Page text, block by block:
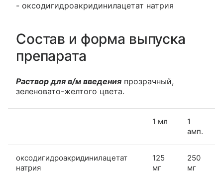
- оксодигидроакридинилацетат натрия
Состав и форма выпуска
препарата
Раствор для в/м введения прозрачный,
зеленовато-желтого цвета.
1 мл
1
амп.
оксодигидроакридинилацетат
натрия
125
мг
250
мг